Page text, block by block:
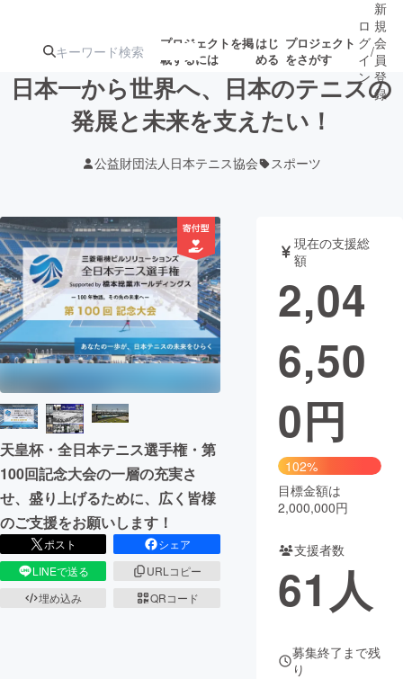
プロジェクトを掲
載するには
はじ
める
プロジェクト
をさがす
注目のリ
ターン
注目の新着プロ
ジェクト
募集終了が近いプ
ロジェクト
アート・写真 音楽
テクノロジー・ガジェット ゲーム・サ
映像・映画
ビジネス・起業
CAMPFIRE for Social Good
CAMPFIRE Creation
CAMPFIREふるさと納税
コミュニティ
ロ
グ
イ
ン
/
新
規
会
員
登
録
日本一から世界へ、日本のテニスの
発展と未来を支えたい！
公益財団法人日本テニス協会 スポーツ
天皇杯・全日本テニス選手権・第
100回記念大会の一層の充実さ
せ、盛り上げるために、広く皆様
のご支援をお願いします！
ポスト
シェア
LINEで送る
URLコピー
埋め込み
QRコード
現在の支援総
額
2,04
6,50
0円
102%
目標金額は
2,000,000円
支援者数
61 人
募集終了まで残
り